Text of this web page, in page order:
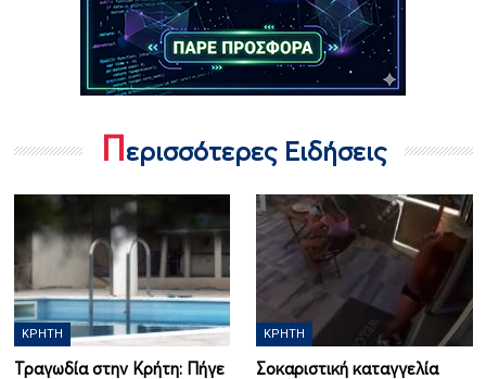
Περισσότερες Ειδήσεις
ΚΡΉΤΗ
Τραγωδία στην Κρήτη: Πήγε
ΚΡΉΤΗ
Σοκαριστική καταγγελία